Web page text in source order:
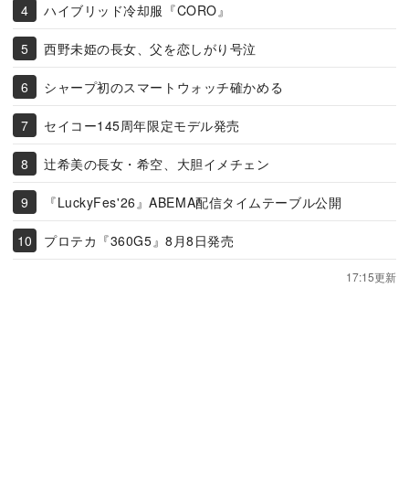
ハイブリッド冷却服『CORO』
西野未姫の長女、父を恋しがり号泣
シャープ初のスマートウォッチ確かめる
セイコー145周年限定モデル発売
辻希美の長女・希空、大胆イメチェン
『LuckyFes'26』ABEMA配信タイムテーブル公開
プロテカ『360G5』8月8日発売
17:15更新